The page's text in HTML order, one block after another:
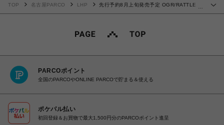
…
TOP 名古屋PARCO LHP
先行予約8月上旬発売予定 OGR/RATTLE
PARCOポイント
全国のPARCOやONLINE PARCOで貯まる＆使える
ポケパル払い
初回登録＆お買物で最大1,500円分のPARCOポイント進呈